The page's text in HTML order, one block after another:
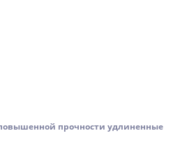
прочности удлиненные